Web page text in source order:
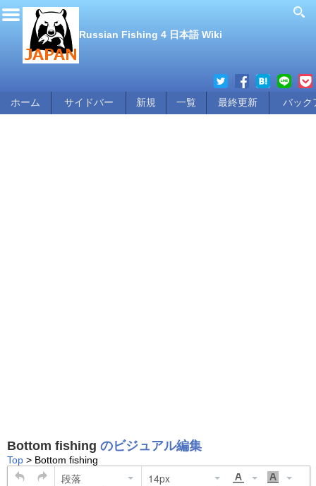
Russian Fishing 4 日本語 Wiki
ホーム サイドバー 新規 一覧 最終更新 バック
Bottom fishing のビジュアル編集
Top > Bottom fishing
段落 14px